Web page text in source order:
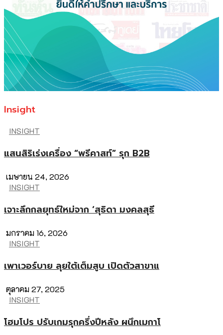
Insight
INSIGHT
แสนสิริเร่งเครื่อง “พรีคาสท์” รุก B2B
เมษายน 24, 2026
INSIGHT
เจาะลึกกลยุทธ์ใหม่จาก ‘สุธิดา มงคลสุธี
มกราคม 16, 2026
INSIGHT
เพาเวอร์บาย ลุยใต้เต็มสูบ เปิดตัวสาขาแ
ตุลาคม 27, 2025
INSIGHT
โฮมโปร ปรับเกมรุกครึ่งปีหลัง ผนึกเมกาโ